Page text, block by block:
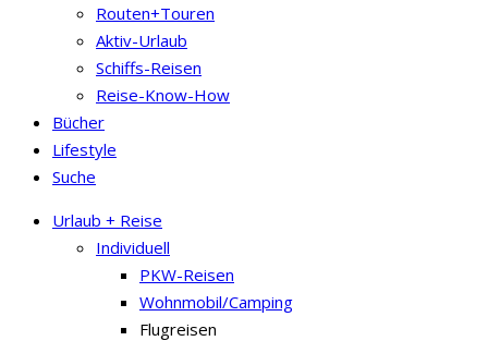
Routen+Touren
Aktiv-Urlaub
Schiffs-Reisen
Reise-Know-How
Bücher
Lifestyle
Suche
Urlaub + Reise
Individuell
PKW-Reisen
Wohnmobil/Camping
Flugreisen